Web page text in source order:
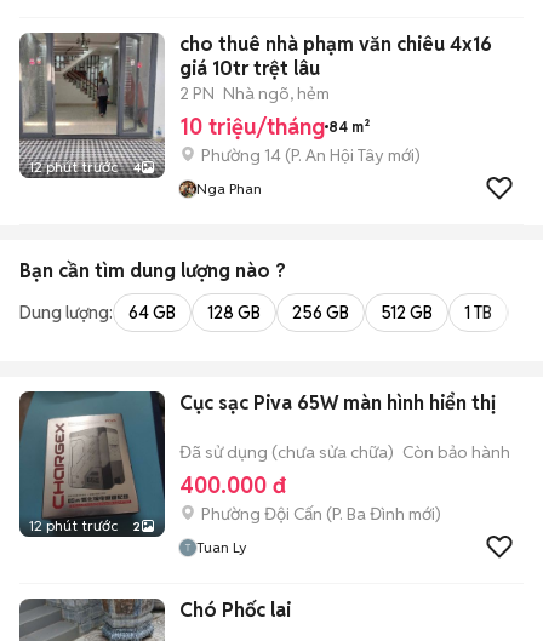
12 phút trước 4
cho thuê nhà phạm văn chiêu 4x16
giá 10tr trệt lâu
2 PN Nhà ngõ, hẻm
10 triệu/tháng 84 m²
Phường 14 (P. An Hội Tây mới)
Nga Phan
Bạn cần tìm dung lượng nào ?
Dung lượng: 64 GB 128 GB 256 GB 512 GB 1 TB
12 phút trước 2
Cục sạc Piva 65W màn hình hiển thị
Đã sử dụng (chưa sửa chữa) Còn bảo hành
400.000 đ
Phường Đội Cấn (P. Ba Đình mới)
Tuan Ly
Chó Phốc lai